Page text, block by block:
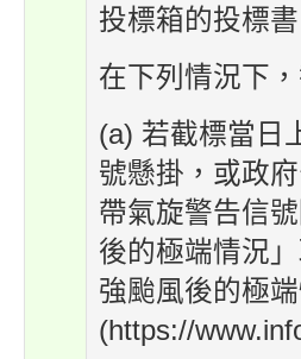
投標箱的投標
在下列情況下
(a) 若截標當日
號懸掛，或政
帶氣旋警告信
後的極端情況
強颱風後的極
(https://